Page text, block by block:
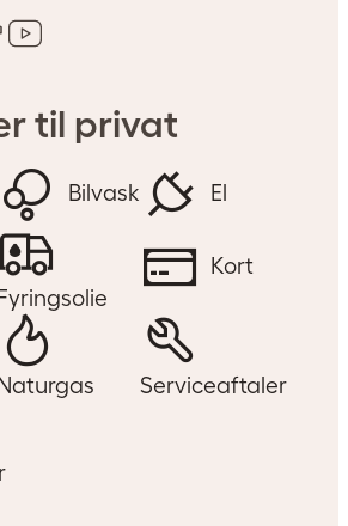
til privat
Bilvask El
Kort
Serviceaftaler